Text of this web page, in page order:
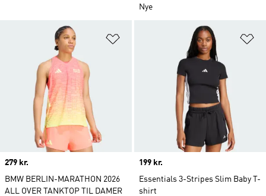
Nye
Price
279 kr.
BMW BERLIN-MARATHON 2026
ALL OVER TANKTOP TIL DAMER
Price
199 kr.
Essentials 3-Stripes Slim Baby T-
shirt